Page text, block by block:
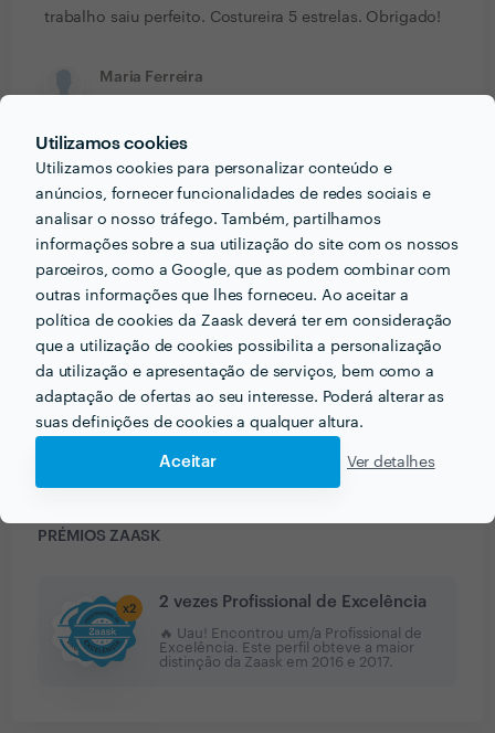
Utilizamos cookies
Utilizamos cookies para personalizar conteúdo e
anúncios, fornecer funcionalidades de redes sociais e
analisar o nosso tráfego. Também, partilhamos
informações sobre a sua utilização do site com os nossos
parceiros, como a Google, que as podem combinar com
outras informações que lhes forneceu. Ao aceitar a
política de cookies da Zaask deverá ter em consideração
que a utilização de cookies possibilita a personalização
da utilização e apresentação de serviços, bem como a
adaptação de ofertas ao seu interesse. Poderá alterar as
suas definições de cookies a qualquer altura.
Aceitar Ver detalhes
trabalho saiu perfeito. Costureira 5 estrelas. Obrigado!
Maria Ferreira
25 Jul 2016
Muito bom serviço, excelente profissional.
Célia Fernandes
Trabalho realizado fora da plataforma
15 Mar 2016
Excelente profissional. Trabalha com perfeição, com
qualidade e com responsabilidade. Demonstra paixão
e dedicação no desempenho da sua profissão.
Recomendo pelos bons serviços prestados.
PRÉMIOS ZAASK
x2 2 vezes Profissional de Excelência
🔥 Uau! Encontrou um/a Profissional de
Excelência. Este perfil obteve a maior
distinção da Zaask em 2016 e 2017